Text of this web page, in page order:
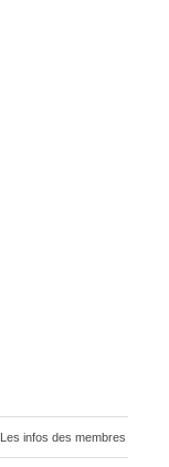
Les infos des membres